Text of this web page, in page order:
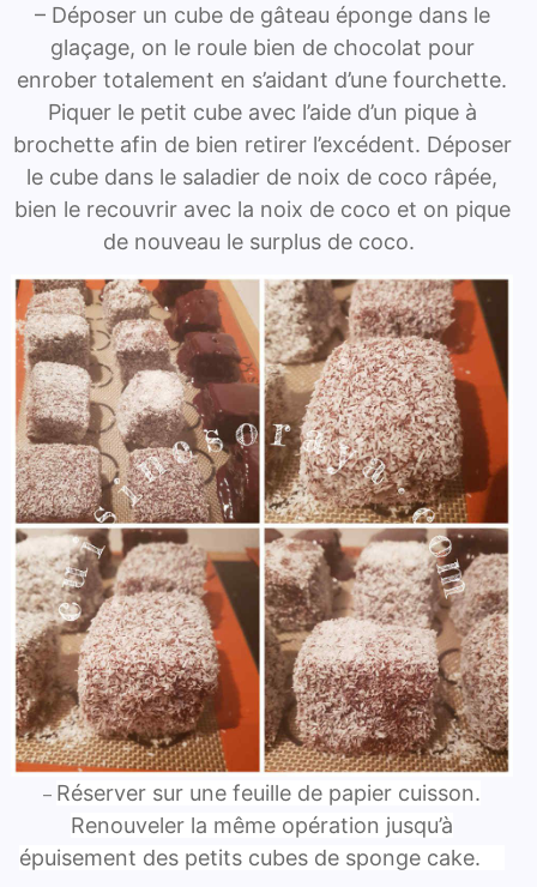
– Déposer un cube de gâteau éponge dans le
glaçage, on le roule bien de chocolat pour
enrober totalement en s’aidant d’une fourchette.
Piquer le petit cube avec l’aide d’un pique à
brochette afin de bien retirer l’excédent. Déposer
le cube dans le saladier de noix de coco râpée,
bien le recouvrir avec la noix de coco et on pique
de nouveau le surplus de coco.
– Réserver sur une feuille de papier cuisson.
Renouveler la même opération jusqu’à
épuisement des petits cubes de sponge cake.